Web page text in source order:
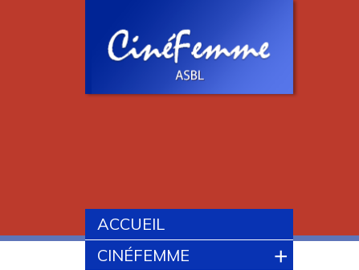
ACCUEIL
CINÉFEMME
+